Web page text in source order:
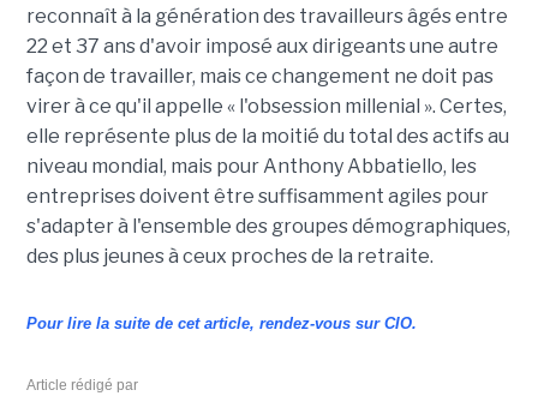
reconnaît à la génération des travailleurs âgés entre
22 et 37 ans d'avoir imposé aux dirigeants une autre
façon de travailler, mais ce changement ne doit pas
virer à ce qu'il appelle « l'obsession millenial ». Certes,
elle représente plus de la moitié du total des actifs au
niveau mondial, mais pour Anthony Abbatiello, les
entreprises doivent être suffisamment agiles pour
s'adapter à l'ensemble des groupes démographiques,
des plus jeunes à ceux proches de la retraite.
Pour lire la suite de cet article, rendez-vous sur CIO.
Article rédigé par